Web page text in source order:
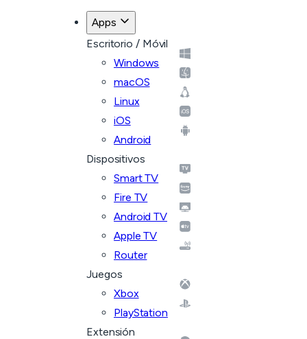
Apps
Escritorio / Móvil
Windows
macOS
Linux
iOS
Android
Dispositivos
Smart TV
Fire TV
Android TV
Apple TV
Router
Juegos
Xbox
PlayStation
Extensión